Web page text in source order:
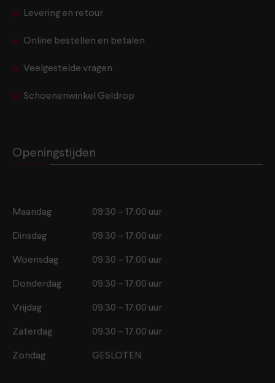
Levering en retour
Online bestellen en betalen
Veelgestelde vragen
Schoenenwinkel Geldrop
Openingstijden
Maandag 09:30 – 17:00 uur
Dinsdag 09.30 – 17:00 uur
Woensdag 09.30 – 17:00 uur
Donderdag 09.30 – 17:00 uur
Vrijdag 09.30 – 17:00 uur
Zaterdag 09.30 – 17.00 uur
Zondag GESLOTEN